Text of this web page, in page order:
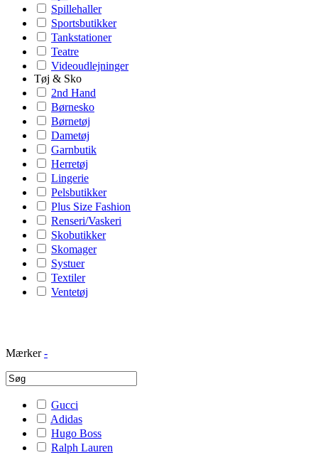
Spillehaller
Sportsbutikker
Tankstationer
Teatre
Videoudlejninger
Tøj & Sko
2nd Hand
Børnesko
Børnetøj
Dametøj
Garnbutik
Herretøj
Lingerie
Pelsbutikker
Plus Size Fashion
Renseri/Vaskeri
Skobutikker
Skomager
Systuer
Textiler
Ventetøj
Mærker -
Gucci
Adidas
Hugo Boss
Ralph Lauren